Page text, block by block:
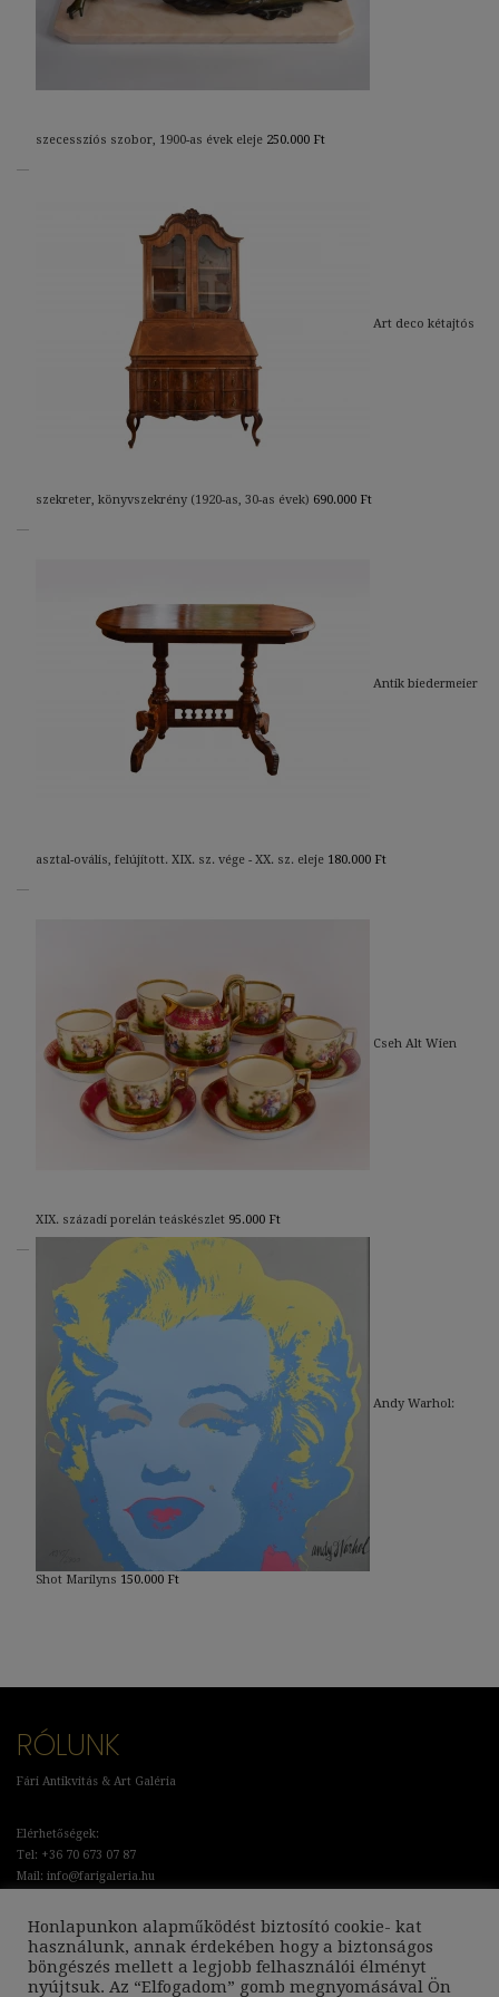
szecessziós szobor, 1900-as évek eleje 250.000 Ft
Art deco kétajtós
szekreter, könyvszekrény (1920-as, 30-as évek) 690.000 Ft
Antik biedermeier
asztal-ovális, felújított. XIX. sz. vége - XX. sz. eleje 180.000 Ft
Cseh Alt Wien
XIX. századi porelán teáskészlet 95.000 Ft
Andy Warhol:
Shot Marilyns 150.000 Ft
RÓLUNK
Fári Antikvitás & Art Galéria
Elérhetőségek:
Tel: +36 70 673 07 87
Mail: info@farigaleria.hu
Adatkezelési Tájékoztató
Általános Szerződési Feltételek
Szállítási és Garanciális feltételek
Honlapunkon alapműködést biztosító cookie- kat
használunk, annak érdekében hogy a biztonságos
böngészés mellett a legjobb felhasználói élményt
nyújtsuk. Az “Elfogadom” gomb megnyomásával Ön